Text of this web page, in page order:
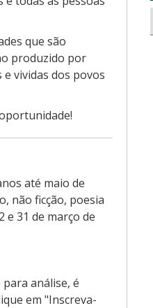
que são
produzido por
vividas dos povos
até maio de
não ficção, poesia
e 31 de março de
análise, é
em "Inscreva-